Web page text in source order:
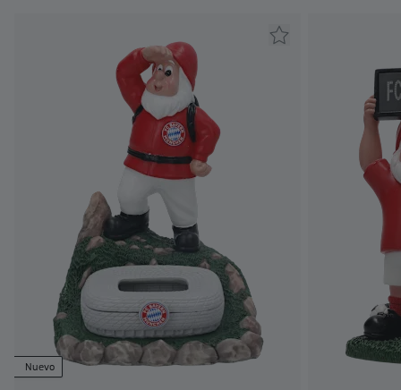
Nuevo